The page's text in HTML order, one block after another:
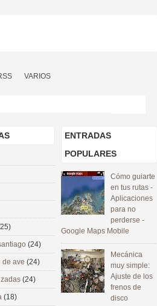
VARIOS
ENTRADAS
POPULARES
Cómo guiarte
en tus rutas -
Aplicaciones
para no
perderse -
Google Maps Mobile
Mecánica
muy simple:
Ajuste de los
frenos de
disco
(24)
de ave (24)
(24)
(18)